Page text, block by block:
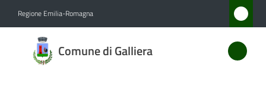
Regione Emilia-Romagna
Comune di Galliera
Comune
di